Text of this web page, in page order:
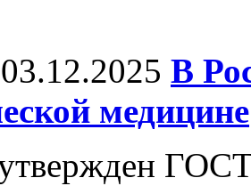
03.12.2025 В
медицине